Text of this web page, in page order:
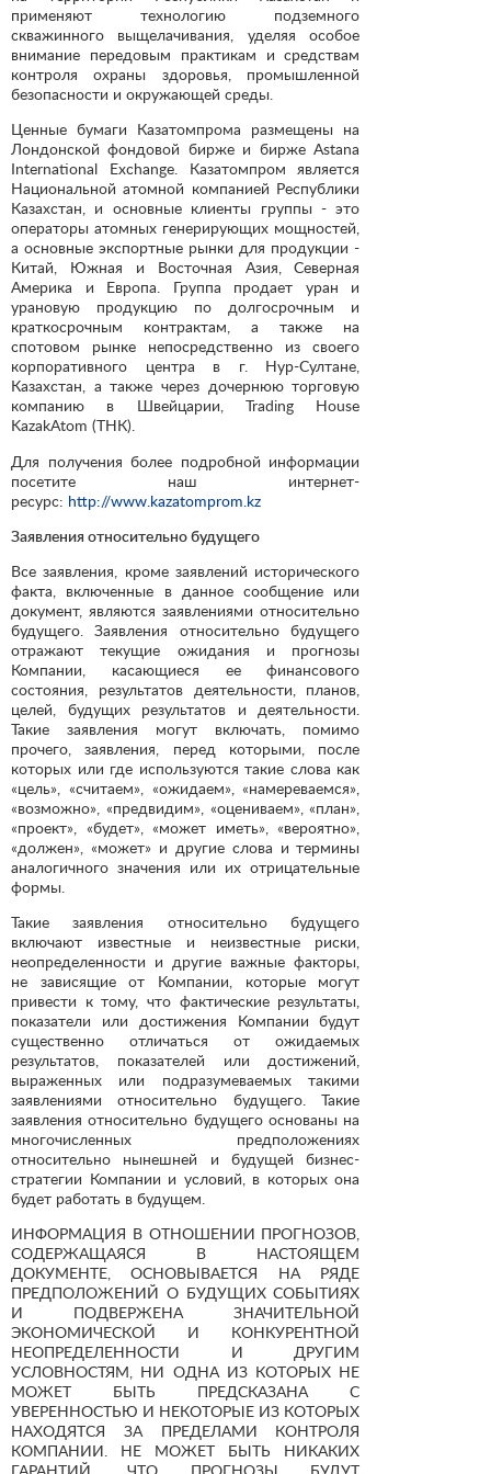
применяют технологию подземного
скважинного выщелачивания, уделяя особое
внимание передовым практикам и средствам
контроля охраны здоровья, промышленной
безопасности и окружающей среды.
Ценные бумаги Казатомпрома размещены на
Лондонской фондовой бирже и бирже Astana
International Exchange. Казатомпром является
Национальной атомной компанией Республики
Казахстан, и основные клиенты группы - это
операторы атомных генерирующих мощностей,
а основные экспортные рынки для продукции -
Китай, Южная и Восточная Азия, Северная
Америка и Европа. Группа продает уран и
урановую продукцию по долгосрочным и
краткосрочным контрактам, а также на
спотовом рынке непосредственно из своего
корпоративного центра в г. Нур-Султане,
Казахстан, а также через дочернюю торговую
компанию в Швейцарии, Trading House
KazakAtom (ТНК).
Для получения более подробной информации
посетите наш интернет-
ресурс: http://www.kazatomprom.kz
Заявления относительно будущего
Все заявления, кроме заявлений исторического
факта, включенные в данное сообщение или
документ, являются заявлениями относительно
будущего. Заявления относительно будущего
отражают текущие ожидания и прогнозы
Компании, касающиеся ее финансового
состояния, результатов деятельности, планов,
целей, будущих результатов и деятельности.
Такие заявления могут включать, помимо
прочего, заявления, перед которыми, после
которых или где используются такие слова как
«цель», «считаем», «ожидаем», «намереваемся»,
«возможно», «предвидим», «оцениваем», «план»,
«проект», «будет», «может иметь», «вероятно»,
«должен», «может» и другие слова и термины
аналогичного значения или их отрицательные
формы.
Такие заявления относительно будущего
включают известные и неизвестные риски,
неопределенности и другие важные факторы,
не зависящие от Компании, которые могут
привести к тому, что фактические результаты,
показатели или достижения Компании будут
существенно отличаться от ожидаемых
результатов, показателей или достижений,
выраженных или подразумеваемых такими
заявлениями относительно будущего. Такие
заявления относительно будущего основаны на
многочисленных предположениях
относительно нынешней и будущей бизнес-
стратегии Компании и условий, в которых она
будет работать в будущем.
ИНФОРМАЦИЯ В ОТНОШЕНИИ ПРОГНОЗОВ,
СОДЕРЖАЩАЯСЯ В НАСТОЯЩЕМ
ДОКУМЕНТЕ, ОСНОВЫВАЕТСЯ НА РЯДЕ
ПРЕДПОЛОЖЕНИЙ О БУДУЩИХ СОБЫТИЯХ
И ПОДВЕРЖЕНА ЗНАЧИТЕЛЬНОЙ
ЭКОНОМИЧЕСКОЙ И КОНКУРЕНТНОЙ
НЕОПРЕДЕЛЕННОСТИ И ДРУГИМ
УСЛОВНОСТЯМ, НИ ОДНА ИЗ КОТОРЫХ НЕ
МОЖЕТ БЫТЬ ПРЕДСКАЗАНА С
УВЕРЕННОСТЬЮ И НЕКОТОРЫЕ ИЗ КОТОРЫХ
НАХОДЯТСЯ ЗА ПРЕДЕЛАМИ КОНТРОЛЯ
КОМПАНИИ. НЕ МОЖЕТ БЫТЬ НИКАКИХ
ГАРАНТИЙ, ЧТО ПРОГНОЗЫ БУДУТ